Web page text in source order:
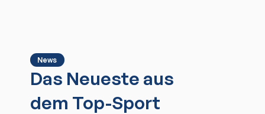
News
Das Neueste aus
dem Top-Sport